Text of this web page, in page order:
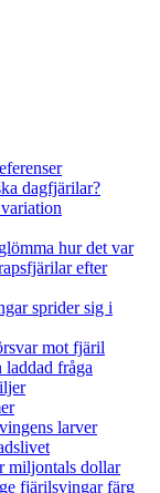
dagfjärilar?
hur det var
efter
sprider sig i
mot fjäril
fråga
larver
miljontals dollar
fjärilsvingar färg